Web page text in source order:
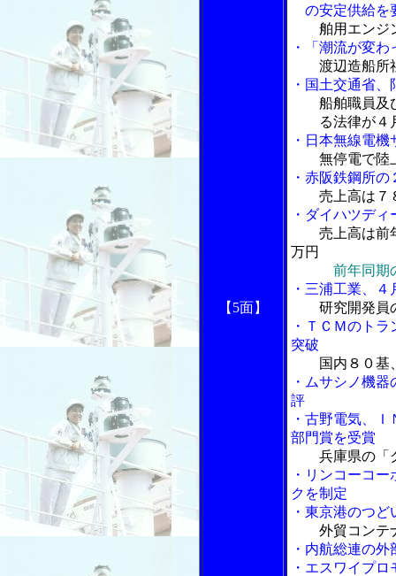
【5面】
の安定供給を
舶用エンジ
・「潮流が変
渡辺造船
・国土交通省
船舶職員及
る法律が４
・日本無線電
無停電で陸
・赤阪鉄鋼所
売上高は７
・ダイハツデ
売上高は前
万円
前年同期
・三浦工業、
研究開発員
・ＴＣＭのト
突破
国内８０基
・ムサシノ機
評
・古野電気、
部門賞を受賞
兵庫県の「
・リンコーコ
クを制定
・東京港のつ
外貿コンテ
・内航総連の
・エスワイプ